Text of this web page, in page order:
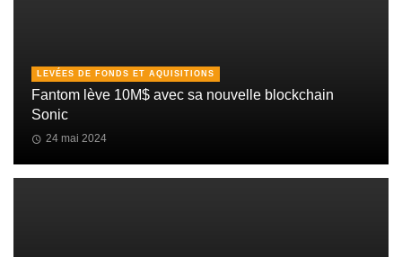
LEVÉES DE FONDS ET AQUISITIONS
Fantom lève 10M$ avec sa nouvelle blockchain
Sonic
24 mai 2024